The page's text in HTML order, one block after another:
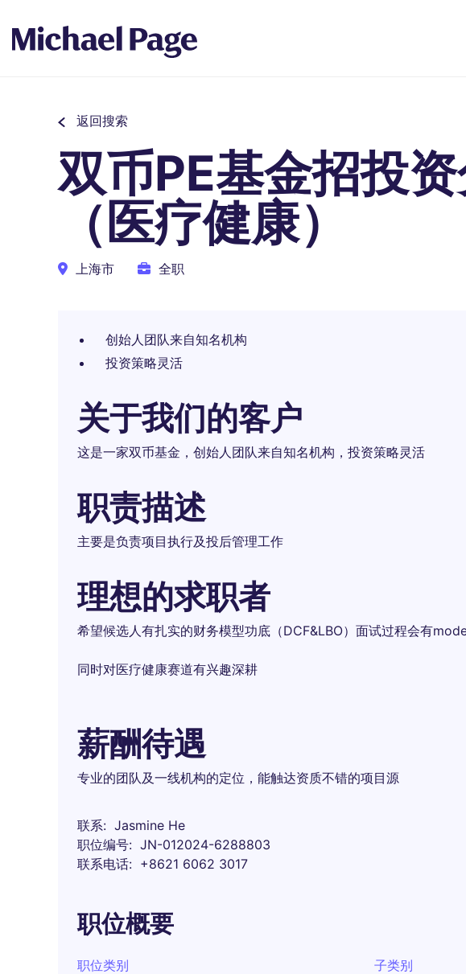
返回搜索
双币PE基金招投
（医疗健康）
上海市 全职
创始人团队来自知名机构
投资策略灵活
关于我们的客户
这是一家双币基金，创始人团队来自知名机构，投资策略灵活
职责描述
主要是负责项目执行及投后管理工作
理想的求职者
希望候选人有扎实的财务模型功底（DCF&LBO）面试过程会有
同时对医疗健康赛道有兴趣深耕
薪酬待遇
专业的团队及一线机构的定位，能触达资质不错的项目源
联系
Jasmine He
职位编号
JN-012024-6288803
联系电话
+8621 6062 3017
职位概要
职位类别
子类别